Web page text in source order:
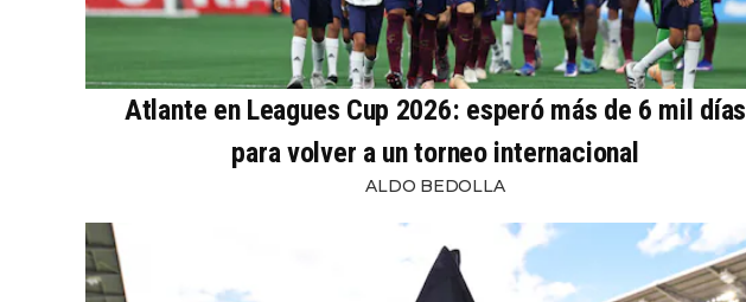
Atlante en Leagues Cup 2026: esperó más de 6 mil días
para volver a un torneo internacional
ALDO BEDOLLA